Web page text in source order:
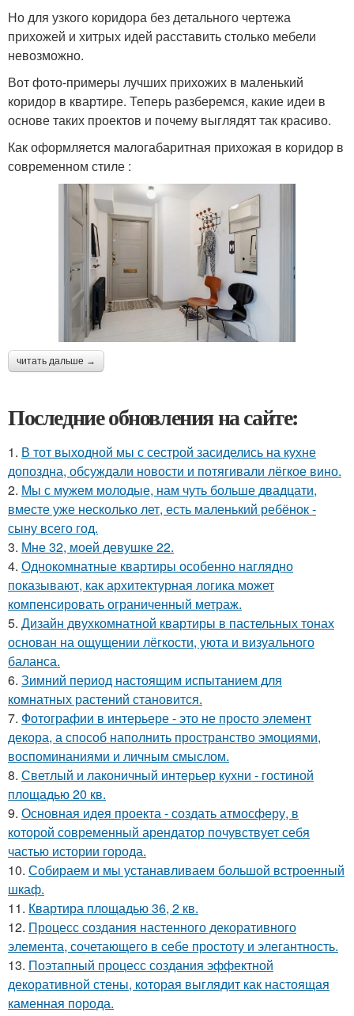
Но для узкого коридора без детального чертежа
прихожей и хитрых идей расставить столько мебели
невозможно.
Вот фото-примеры лучших прихожих в маленький
коридор в квартире. Теперь разберемся, какие идеи в
основе таких проектов и почему выглядят так красиво.
Как оформляется малогабаритная прихожая в коридор в
современном стиле :
читать дальше →
Последние обновления на сайте:
1. В тот выходной мы с сестрой засиделись на кухне
допоздна, обсуждали новости и потягивали лёгкое вино.
2. Мы с мужем молодые, нам чуть больше двадцати,
вместе уже несколько лет, есть маленький ребёнок -
сыну всего год.
3. Мне 32, моей девушке 22.
4. Однокомнатные квартиры особенно наглядно
показывают, как архитектурная логика может
компенсировать ограниченный метраж.
5. Дизайн двухкомнатной квартиры в пастельных тонах
основан на ощущении лёгкости, уюта и визуального
баланса.
6. Зимний период настоящим испытанием для
комнатных растений становится.
7. Фотографии в интерьере - это не просто элемент
декора, а способ наполнить пространство эмоциями,
воспоминаниями и личным смыслом.
8. Светлый и лаконичный интерьер кухни - гостиной
площадью 20 кв.
9. Основная идея проекта - создать атмосферу, в
которой современный арендатор почувствует себя
частью истории города.
10. Собираем и мы устанавливаем большой встроенный
шкаф.
11. Квартира площадью 36, 2 кв.
12. Процесс создания настенного декоративного
элемента, сочетающего в себе простоту и элегантность.
13. Поэтапный процесс создания эффектной
декоративной стены, которая выглядит как настоящая
каменная порода.